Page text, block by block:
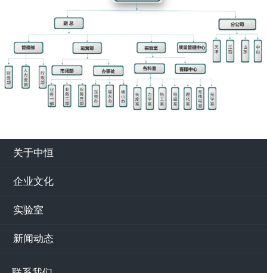
关于中恒
企业文化
实验室
新闻动态